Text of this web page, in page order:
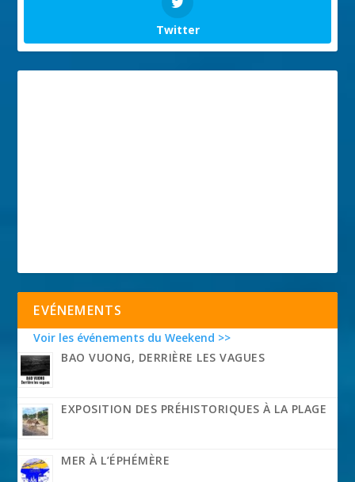
Twitter
EVÉNEMENTS
Voir les événements du Weekend >>
BAO VUONG, DERRIÈRE LES VAGUES
EXPOSITION DES PRÉHISTORIQUES À LA PLAGE
MER À L’ÉPHÉMÈRE